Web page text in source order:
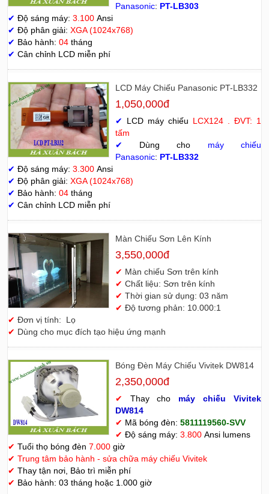
Panasonic: PT-LB303
✔ Độ sáng máy: 3.100 Ansi
✔ Độ phân giải: XGA (1024x768)
✔ Bảo hành: 04 tháng
✔ Cân chỉnh LCD miễn phí
LCD Máy Chiếu Panasonic PT-LB332
1,050,000đ
✔ LCD máy chiếu LCX124 . ĐVT: 1
tấm
✔
Dùng cho máy chiếu
Panasonic: PT-LB332
✔ Độ sáng máy: 3.300 Ansi
✔ Độ phân giải: XGA (1024x768)
✔ Bảo hành: 04 tháng
✔ Cân chỉnh LCD miễn phí
Màn Chiếu Sơn Lên Kính
3,550,000đ
✔ Màn chiếu Sơn trên kính
✔ Chất liệu: Sơn trên kính
✔ Thời gian sử dụng: 03 năm
✔ Độ tương phản: 10.000:1
✔ Đơn vị tính: Lọ
✔ Dùng cho mục đích tạo hiệu ứng mạnh
Bóng Đèn Máy Chiếu Vivitek DW814
2,350,000đ
✔ Thay cho máy chiếu Vivitek
DW814
✔ Mã bóng đèn: 5811119560-SVV
✔ Độ sáng máy: 3.800Ansi lumens
✔ Tuổi thọ bóng đèn 7.000 giờ
✔ Trung tâm bảo hành - sửa chữa máy chiếu Vivitek
✔ Thay tận nơi, Bảo trì miễn phí
✔ Bảo hành: 03 tháng hoặc 1.000 giờ